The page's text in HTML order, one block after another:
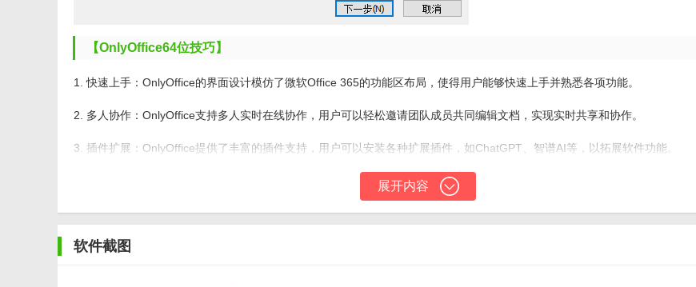
【OnlyOffice64位技巧】
1. 快速上手：OnlyOffice的界面设计模仿了微软Office 365的功能区布局，使得用户能够快速上手并熟悉各项功能。
2. 多人协作：OnlyOffice支持多人实时在线协作，用户可以轻松邀请团队成员共同编辑文档，实现实时共享和协作。
3. 插件扩展：OnlyOffice提供了丰富的插件支持，用户可以安装各种扩展插件，如ChatGPT、智谱AI等，以拓展软件功能。
4. 品牌定制：OnlyOffice支持界面定制功能，用户可以将编辑器界面替换为个性化的LOGO，打造符合自己品牌形象的办公平台
5. 数据安全：OnlyOffice支持自主部署，用户可以将编辑器部署在自己的服务器上，实现数据的完全控制和保护。
【OnlyOffice64位亮点】
展开内容
软件截图